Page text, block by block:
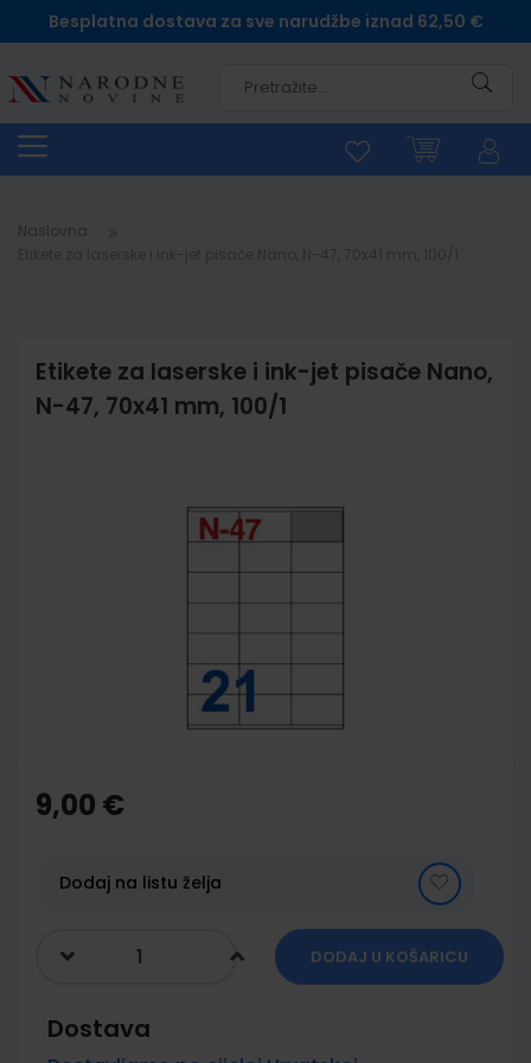
Besplatna dostava za sve narudžbe iznad 62,50 €
Naslovna
Etikete za laserske i ink-jet pisače Nano,
N-47, 70x41 mm, 100/1
the
beginning
gallery
9,00 €
Dodaj na listu želja
DODAJ U KOŠARICU
Dostava